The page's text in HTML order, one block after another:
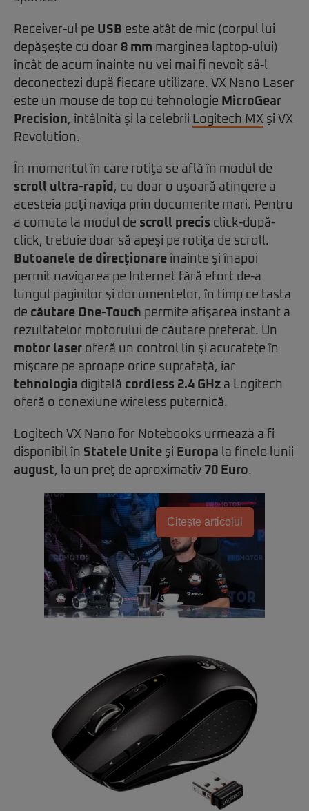
Receiver-ul pe USB este atât de mic (corpul lui
depăşeşte cu doar 8 mm marginea laptop-ului)
încât de acum înainte nu vei mai fi nevoit să-l
deconectezi după fiecare utilizare. VX Nano Laser
este un mouse de top cu tehnologie MicroGear
Precision, întâlnită şi la celebrii Logitech MX şi VX
Revolution.
În momentul în care rotiţa se află în modul de
scroll ultra-rapid , cu doar o uşoară atingere a
acesteia poţi naviga prin documente mari. Pentru
a comuta la modul de scroll precis click-după-
click, trebuie doar să apeşi pe rotiţa de scroll.
Butoanele de direcţionare înainte şi înapoi
permit navigarea pe Internet fără efort de-a
lungul paginilor şi documentelor, în timp ce tasta
de căutare One-Touch permite afişarea instant a
rezultatelor motorului de căutare preferat. Un
motor laser oferă un control lin şi acurateţe în
mişcare pe aproape orice suprafaţă, iar
tehnologia digitală cordless 2.4 GHz a Logitech
oferă o conexiune wireless puternică.
Logitech VX Nano for Notebooks urmează a fi
disponibil în Statele Unite şi Europa la finele lunii
august, la un preţ de aproximativ 70 Euro.
Citește articolul